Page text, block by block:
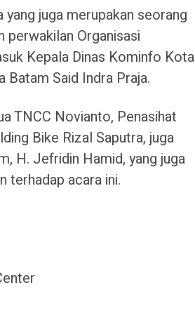
juga merupakan seorang
perwakilan Organisasi
Kepala Dinas Kominfo Kota
Batam Said Indra Praja.
TNCC Novianto, Penasihat
Bike Rizal Saputra, juga
H. Jefridin Hamid, yang juga
terhadap acara ini.